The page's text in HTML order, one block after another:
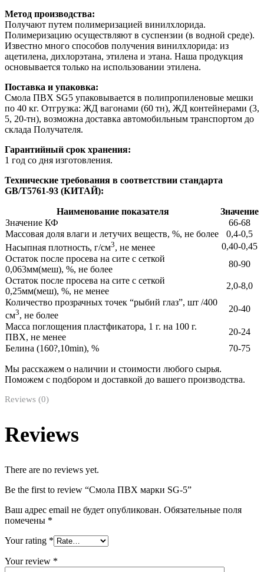
Метод производства:
Получают путем полимеризацией винилхлорида.
Полимеризацию осуществляют в суспензии (в водной среде).
Известно много способов получения винилхлорида: из
ацетилена, дихлорэтана, этилена и этана. Наша продукция
основывается только на использовании этилена.
Поставка и упаковка:
Смола ПВХ SG5 упаковывается в полипропиленовые мешки
по 40 кг. Отгрузка: ЖД вагонами (60 тн), ЖД контейнерами (3,
5, 20-тн), возможна доставка автомобильным транспортом до
склада Получателя.
Гарантийный срок хранения:
1 год со дня изготовления.
Технические требования в соответствии стандарта
GB/T5761-93 (КИТАЙ):
Наименование показателя
Значение
Значение КФ
66-68
Массовая доля влаги и летучих веществ, %, не более
0,4-0,5
Насыпная плотность, г/см3, не менее
0,40-0,45
Остаток после просева на сите с сеткой
0,063мм(меш), %, не более
80-90
Остаток после просева на сите с сеткой
0,25мм(меш), %, не менее
2,0-8,0
Количество прозрачных точек “рыбий глаз”, шт /400
см3, не более
20-40
Масса поглощения пластфикатора, 1 г. на 100 г.
ПВХ, не менее
20-24
Белина (160?,10min), %
70-75
Мы расскажем о наличии и стоимости любого сырья.
Поможем с подбором и доставкой до вашего производства.
Reviews (0)
Reviews
There are no reviews yet.
Be the first to review “Смола ПВХ марки SG-5”
Ваш адрес email не будет опубликован. Обязательные поля
помечены *
Your rating *
Your review *